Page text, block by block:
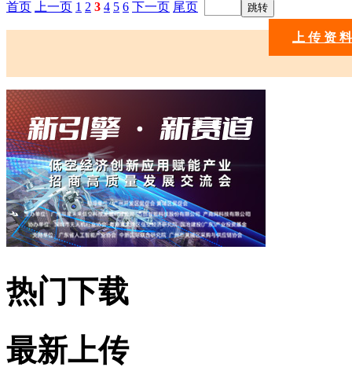
首页 上一页 1 2 3 4 5 6 下一页 尾页
上 传 资 料
热门下载
最新上传